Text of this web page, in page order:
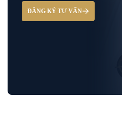
Hỏi đáp và tư vấn
Luật Bảo Hiểm Xã
ĐĂNG KÝ TƯ VẤN